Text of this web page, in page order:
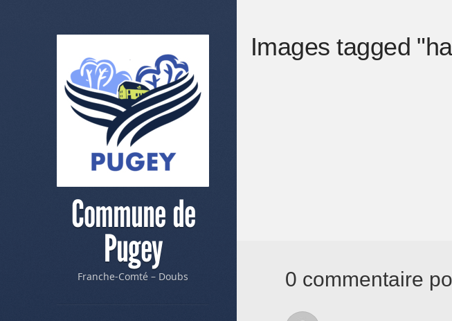
Commune de
Pugey
Franche-Comté – Doubs
Images tagged
0 commentaire